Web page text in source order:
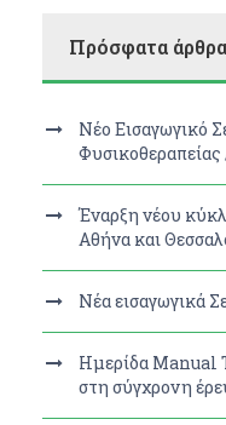
Πρόσφατα άρθρα
Νέο Εισαγωγικό
Έναρξη νέου
Αθήνα και
Νέα εισαγωγικά
Ημερίδα Manual
στη σύγχρονη